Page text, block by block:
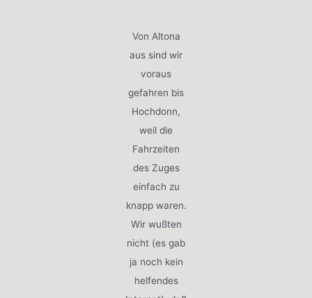
Von Altona
aus sind wir
voraus
gefahren bis
Hochdonn,
weil die
Fahrzeiten
des Zuges
einfach zu
knapp waren.
Wir wußten
nicht (es gab
ja noch kein
helfendes